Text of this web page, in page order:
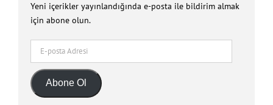
Yeni içerikler yayınlandığında e-posta ile bildirim almak
için abone olun.
posta
Adresi
Abone Ol